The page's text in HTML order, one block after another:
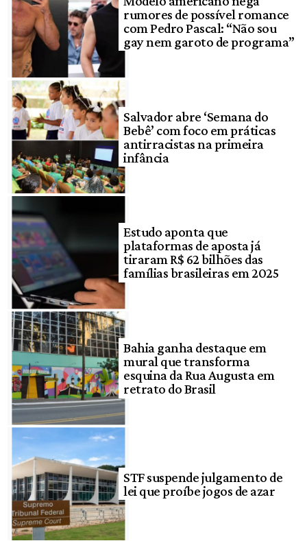
rumores de possível romance
com Pedro Pascal: “Não sou
gay nem garoto de programa”
Salvador abre ‘Semana do
Bebê’ com foco em práticas
antirracistas na primeira
infância
Estudo aponta que
plataformas de aposta já
tiraram R$ 62 bilhões das
famílias brasileiras em 2025
Bahia ganha destaque em
mural que transforma
esquina da Rua Augusta em
retrato do Brasil
STF suspende julgamento de
lei que proíbe jogos de azar